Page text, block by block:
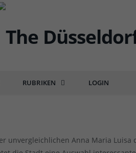
RUBRIKEN LOGIN
25.11.2022 0 COMMENTS
unvergleichlichen Anna Maria Luisa